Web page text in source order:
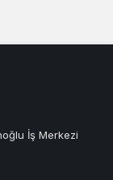
İş Merkezi